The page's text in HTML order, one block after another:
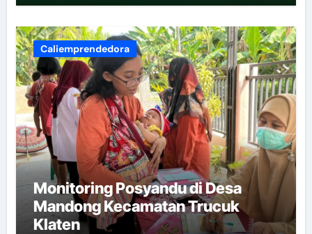
Caliemprendedora
Monitoring Posyandu di Desa
Mandong Kecamatan Trucuk
Klaten